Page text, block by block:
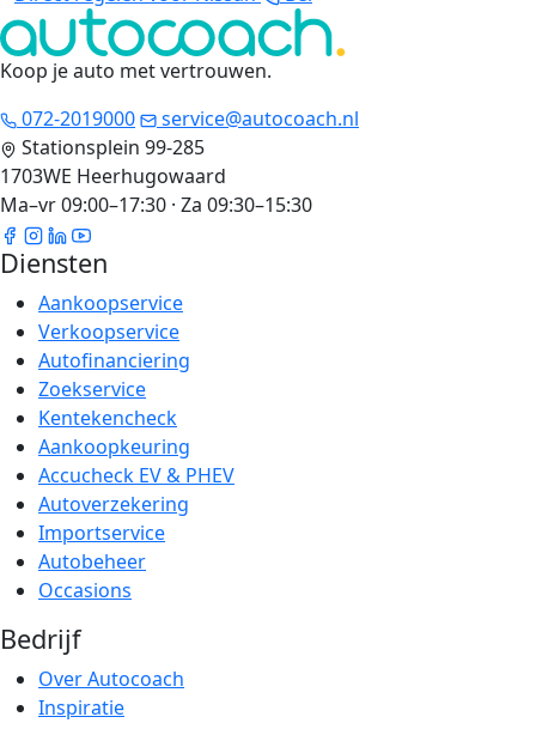
Koop je auto met vertrouwen.
072-2019000
service@autocoach.nl
Stationsplein 99-285
1703WE Heerhugowaard
Ma–vr 09:00–17:30 · Za 09:30–15:30
Diensten
Aankoopservice
Verkoopservice
Autofinanciering
Zoekservice
Kentekencheck
Aankoopkeuring
Accucheck EV & PHEV
Autoverzekering
Importservice
Autobeheer
Occasions
Bedrijf
Over Autocoach
Inspiratie